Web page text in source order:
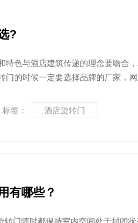
?
特色与酒店建筑传递的理念要吻合
门的时候一定要选择品牌的厂家，
这一个行业的要求。酒店旋转门的分
标签： 酒店旋转门
有哪些？